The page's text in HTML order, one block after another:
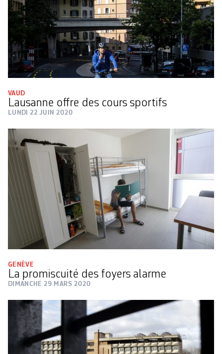
VAUD
Lausanne offre des cours sportifs
LUNDI 22 JUIN 2020
GENÈVE
La promiscuité des foyers alarme
DIMANCHE 29 MARS 2020